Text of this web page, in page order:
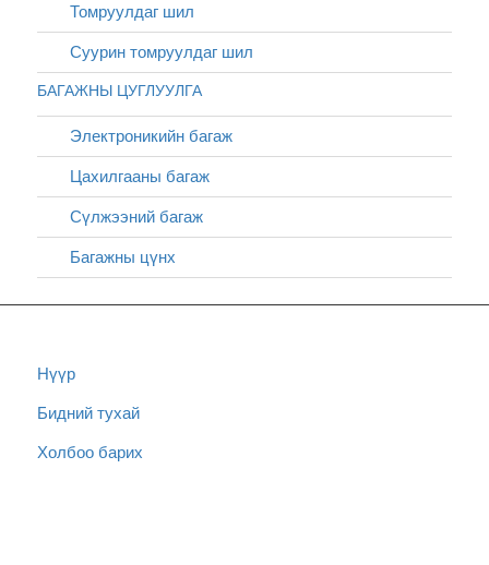
Томруулдаг шил
Суурин томруулдаг шил
БАГАЖНЫ ЦУГЛУУЛГА
Электроникийн багаж
Цахилгааны багаж
Сүлжээний багаж
Багажны цүнх
Нүүр
Бидний тухай
Холбоо барих